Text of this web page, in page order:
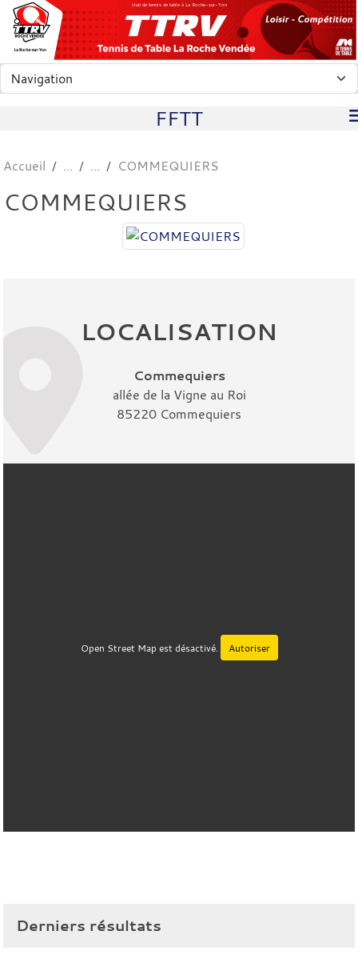
club de tennis de table à La Roche-sur-Yon
FFTT
Accueil COMMEQUIERS
COMMEQUIERS
LOCALISATION
Commequiers
allée de la Vigne au Roi
85220 Commequiers
Open Street Map est désactivé. Autoriser
Derniers résultats
Panneau de gestion des cookies